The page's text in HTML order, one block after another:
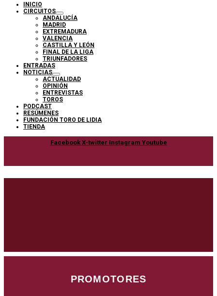
INICIO
CIRCUITOS
ANDALUCÍA
MADRID
EXTREMADURA
VALENCIA
CASTILLA Y LEÓN
FINAL DE LA LIGA
TRIUNFADORES
ENTRADAS
NOTICIAS
ACTUALIDAD
OPINIÓN
ENTREVISTAS
TOROS
PODCAST
RESÚMENES
FUNDACIÓN TORO DE LIDIA
TIENDA
Facebook X-twitter Instagram Youtube
PROMOTORES